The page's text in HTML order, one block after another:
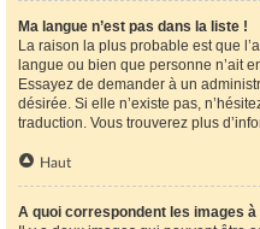
Ma langue n’est pas dans la liste !
La raison la plus probable est que
langue ou bien que personne n’ait
Essayez de demander à un
désirée. Si elle n’existe pas,
traduction. Vous trouverez plus
Haut
A quoi correspondent les images